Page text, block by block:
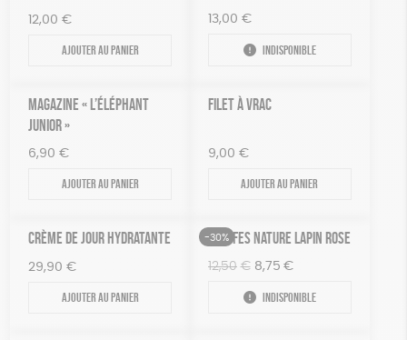
12,00 €
Ajouter au panier
13,00 €
Indisponible
MAGAZINE « L’ÉLÉPHANT
JUNIOR »
6,90 €
Ajouter au panier
FILET À VRAC
9,00 €
Ajouter au panier
CRÈME DE JOUR HYDRATANTE
29,90 €
Ajouter au panier
-30%
TRUFFES NATURE LAPIN ROSE
12,50 € Le
initial
8,75 €Le
actuel
Indisponible